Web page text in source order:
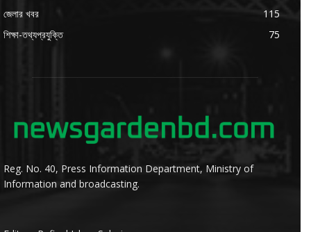
জেলার খবর
115
শিক্ষা-তথ্যপ্রযুক্তি
75
Reg. No. 40, Press Information Department, Ministry of
Information and broadcasting.